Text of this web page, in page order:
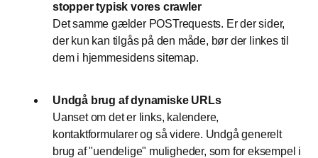
stopper typisk vores crawler
Det samme gælder POSTrequests. Er der sider,
der kun kan tilgås på den måde, bør der linkes til
dem i hjemmesidens sitemap.
Undgå brug af dynamiske URLs
Uanset om det er links, kalendere,
kontaktformularer og så videre. Undgå generelt
brug af "uendelige" muligheder, som for eksempel i